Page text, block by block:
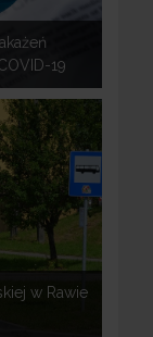
19
w Rawie